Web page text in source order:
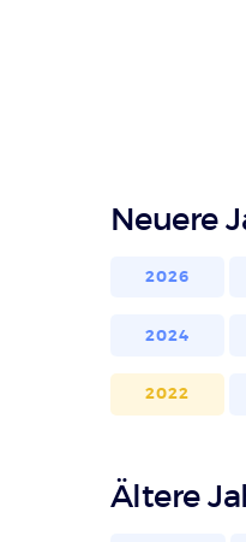
Neuere
2026
2024
2022
Ältere